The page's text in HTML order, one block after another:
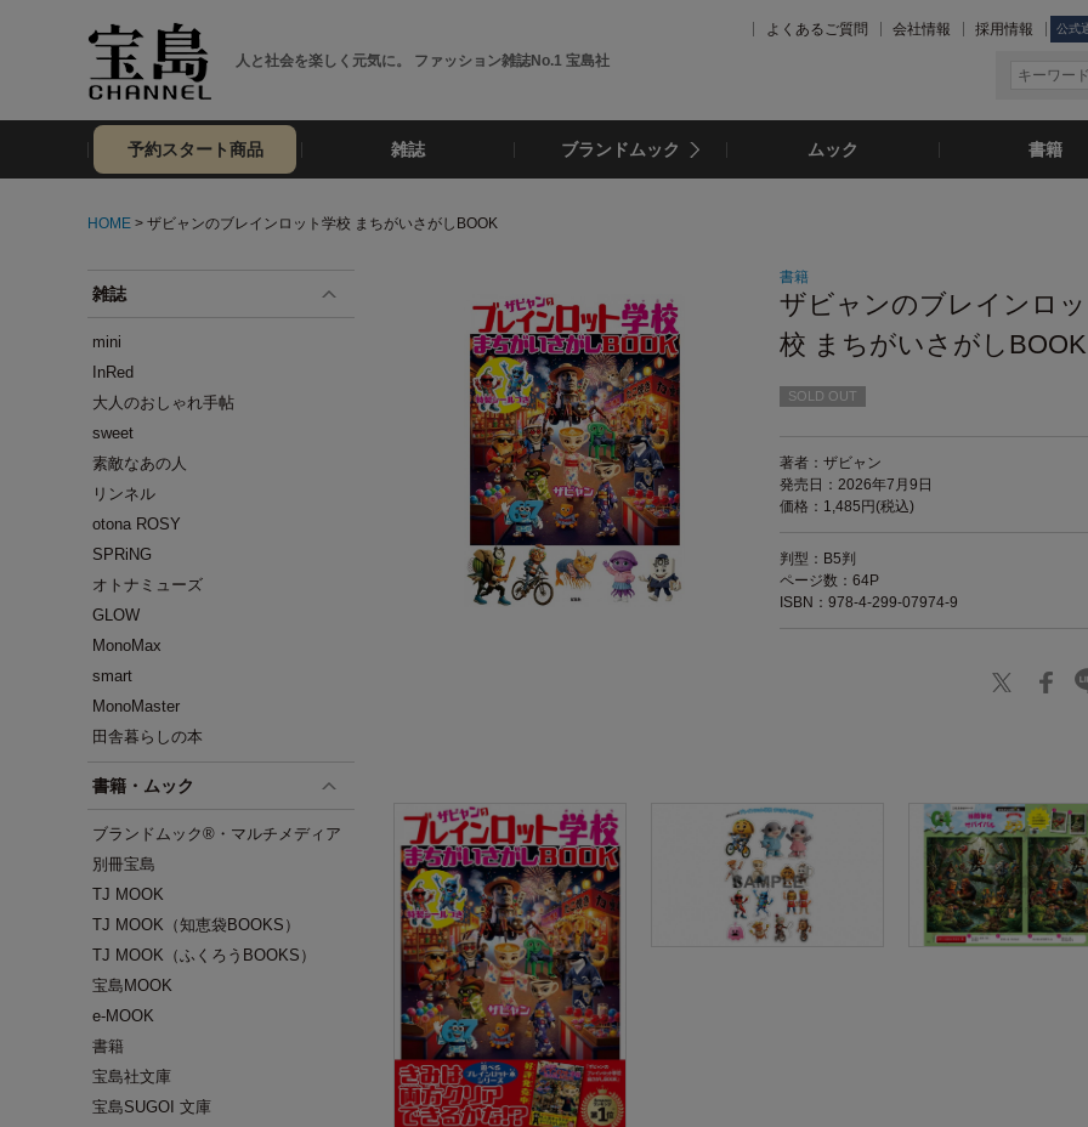
人と社会を楽しく元気に。 ファッション雑誌No.1 宝島社
よくあるご質問 会社情報 採用情報 公式
予約スタート商品 雑誌 ブランドムック ムック 書籍
HOME > ザビャンのブレインロット学校 まちがいさがしBOOK
雑誌
mini
InRed
大人のおしゃれ手帖
sweet
素敵なあの人
リンネル
otona ROSY
SPRiNG
オトナミューズ
GLOW
MonoMax
smart
MonoMaster
田舎暮らしの本
書籍・ムック
ブランドムック®・マルチメディア
別冊宝島
TJ MOOK
TJ MOOK（知恵袋BOOKS）
TJ MOOK（ふくろうBOOKS）
宝島MOOK
e-MOOK
書籍
宝島社文庫
宝島SUGOI 文庫
書籍
ザビャンのブレインロ
校 まちがいさがしBOOK
SOLD OUT
著者：ザビャン
発売日：2026年7月9日
価格：1,485円(税込)
判型：B5判
ページ数：64P
ISBN：978-4-299-07974-9